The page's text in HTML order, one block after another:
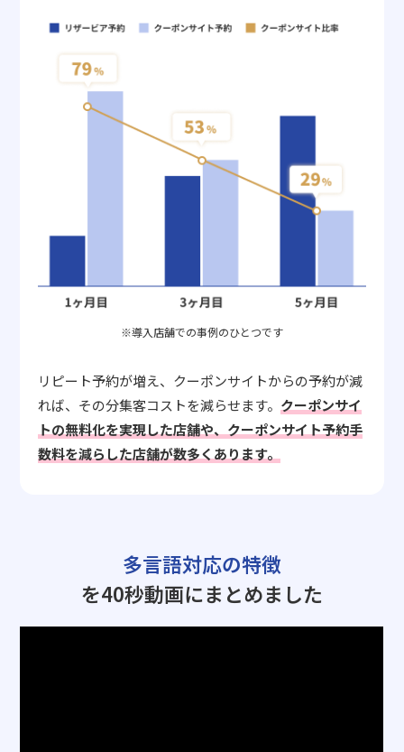
※導入店舗での事例のひとつです
リピート予約が増え、クーポンサイトからの予約が減
れば、その分集客コストを減らせます。 クーポンサイ
トの無料化を実現した店舗や、クーポンサイト予約手
数料を減らした店舗が数多くあります。
多言語対応の特徴
を40秒動画にまとめました